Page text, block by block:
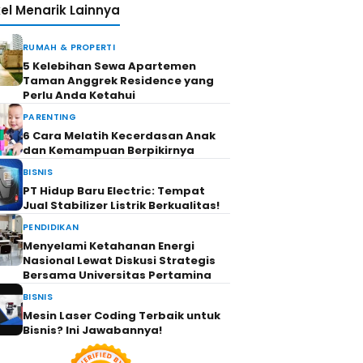
Menarik Lainnya
RUMAH & PROPERTI
5 Kelebihan Sewa Apartemen
Taman Anggrek Residence yang
Perlu Anda Ketahui
PARENTING
6 Cara Melatih Kecerdasan Anak
dan Kemampuan Berpikirnya
BISNIS
PT Hidup Baru Electric: Tempat
Jual Stabilizer Listrik Berkualitas!
PENDIDIKAN
Menyelami Ketahanan Energi
Nasional Lewat Diskusi Strategis
Bersama Universitas Pertamina
BISNIS
Mesin Laser Coding Terbaik untuk
Bisnis? Ini Jawabannya!